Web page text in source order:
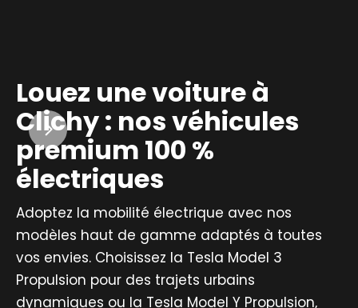
Louez une voiture à
Clichy : nos véhicules
premium 100 %
électriques
Adoptez la mobilité électrique avec nos
modèles haut de gamme adaptés à toutes
vos envies. Choisissez la Tesla Model 3
Propulsion pour des trajets urbains
dynamiques ou la Tesla Model Y Propulsion,